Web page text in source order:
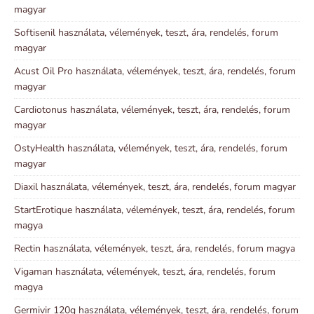
magyar
Softisenil használata, vélemények, teszt, ára, rendelés, forum
magyar
Acust Oil Pro használata, vélemények, teszt, ára, rendelés, forum
magyar
Cardiotonus használata, vélemények, teszt, ára, rendelés, forum
magyar
OstyHealth használata, vélemények, teszt, ára, rendelés, forum
magyar
Diaxil használata, vélemények, teszt, ára, rendelés, forum magyar
StartErotique használata, vélemények, teszt, ára, rendelés, forum
magya
Rectin használata, vélemények, teszt, ára, rendelés, forum magya
Vigaman használata, vélemények, teszt, ára, rendelés, forum
magya
Germivir 120g használata, vélemények, teszt, ára, rendelés, forum